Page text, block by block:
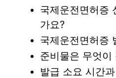
국제운전면허증
가요?
국제운전면허증
준비물은 무엇이
발급 소요 시간